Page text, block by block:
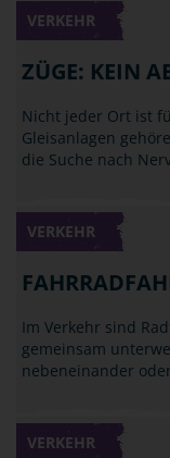
VERKEHR
ZÜGE: KEIN
Nicht jeder Ort ist
Gleisanlagen
die Suche nach
VERKEHR
Im Verkehr sind
gemeinsam
nebeneinander
VERKEHR